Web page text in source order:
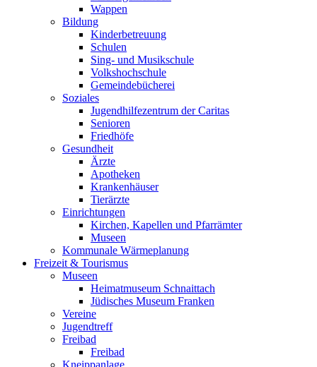
Wappen
Bildung
Kinderbetreuung
Schulen
Sing- und Musikschule
Volkshochschule
Gemeindebücherei
Soziales
Jugendhilfezentrum der Caritas
Senioren
Friedhöfe
Gesundheit
Ärzte
Apotheken
Krankenhäuser
Tierärzte
Einrichtungen
Kirchen, Kapellen und Pfarrämter
Museen
Kommunale Wärmeplanung
Freizeit & Tourismus
Museen
Heimatmuseum Schnaittach
Jüdisches Museum Franken
Vereine
Jugendtreff
Freibad
Freibad
Kneippanlage